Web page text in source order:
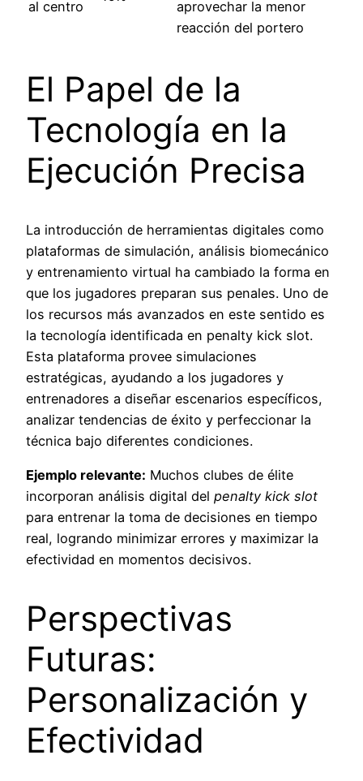
al centro
aprovechar la menor
reacción del portero
El Papel de la
Tecnología en la
Ejecución Precisa
La introducción de herramientas digitales como
plataformas de simulación, análisis biomecánico
y entrenamiento virtual ha cambiado la forma en
que los jugadores preparan sus penales. Uno de
los recursos más avanzados en este sentido es
la tecnología identificada en penalty kick slot.
Esta plataforma provee simulaciones
estratégicas, ayudando a los jugadores y
entrenadores a diseñar escenarios específicos,
analizar tendencias de éxito y perfeccionar la
técnica bajo diferentes condiciones.
Ejemplo relevante: Muchos clubes de élite
incorporan análisis digital del penalty kick slot
para entrenar la toma de decisiones en tiempo
real, logrando minimizar errores y maximizar la
efectividad en momentos decisivos.
Perspectivas
Futuras:
Personalización y
Efectividad